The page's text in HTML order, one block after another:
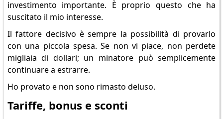
investimento importante. È proprio questo che ha
suscitato il mio interesse.
Il fattore decisivo è sempre la possibilità di provarlo
con una piccola spesa. Se non vi piace, non perdete
migliaia di dollari; un minatore può semplicemente
continuare a estrarre.
Ho provato e non sono rimasto deluso.
Tariffe, bonus e sconti